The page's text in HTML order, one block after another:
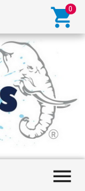

